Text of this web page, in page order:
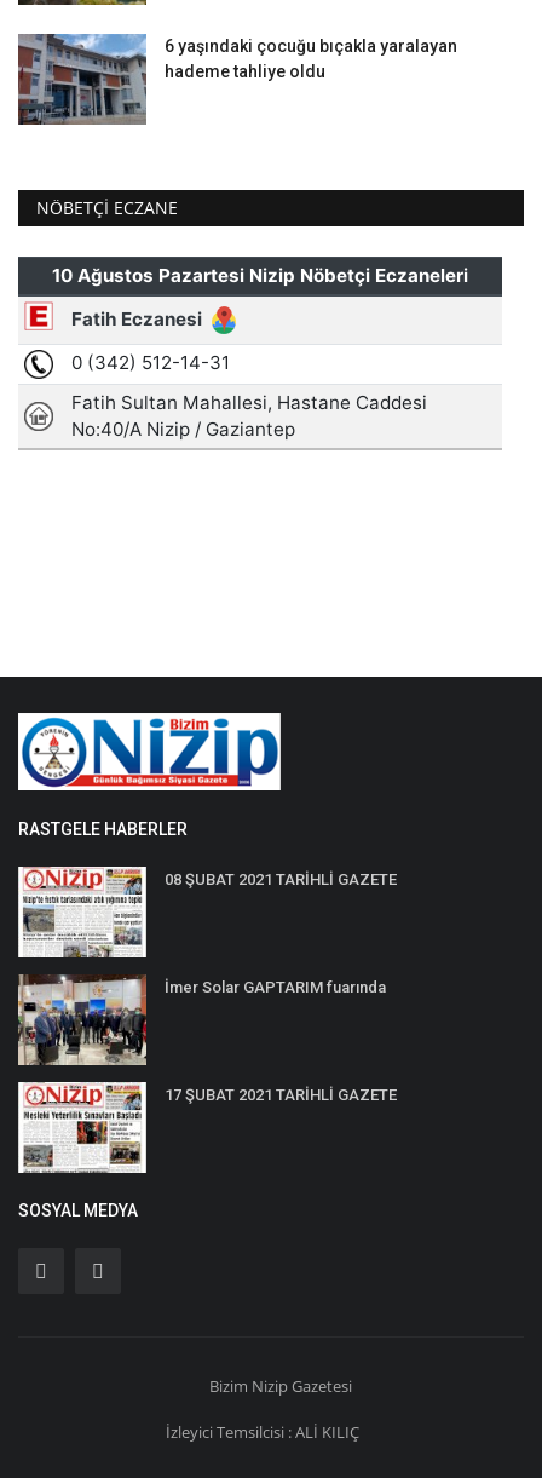
6 yaşındaki çocuğu bıçakla yaralayan
hademe tahliye oldu
NÖBETÇI ECZANE
RASTGELE HABERLER
08 ŞUBAT 2021 TARİHLİ GAZETE
İmer Solar GAPTARIM fuarında
17 ŞUBAT 2021 TARİHLİ GAZETE
SOSYAL MEDYA
Bizim NizipGazetesi
İzleyici Temsilcisi : ALİ KILIÇ